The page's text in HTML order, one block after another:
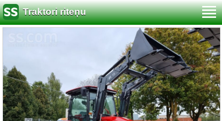
Traktori riteņu